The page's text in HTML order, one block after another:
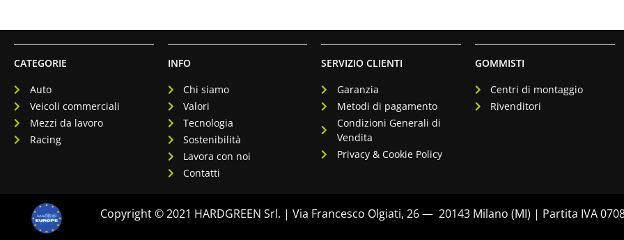
CATEGORIE
Auto
Veicoli commerciali
Mezzi da lavoro
Racing
INFO
Chi siamo
Valori
Tecnologia
Sostenibilità
Lavora con noi
Contatti
SERVIZIO CLIENTI
Garanzia
Metodi di pagamento
Condizioni Generali di
Vendita
Privacy & Cookie Policy
GOMMISTI
Centri di montaggio
Rivenditori
Copyright © 2021 HARDGREEN Srl. | Via Francesco Olgiati, 26 — 20143 Milano (MI) | Partita IVA